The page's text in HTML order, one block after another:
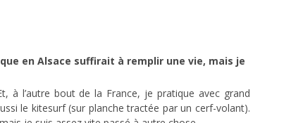
en Alsace suffirait à remplir une vie, mais je
à l’autre bout de la France, je pratique avec grand
le kitesurf (sur planche tractée par un cerf-volant).